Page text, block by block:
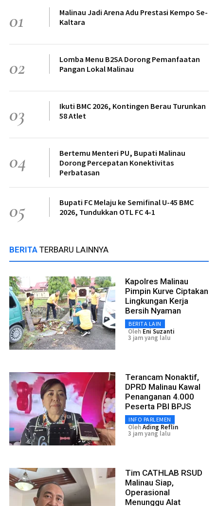
01
Malinau Jadi Arena Adu Prestasi Kempo Se-
Kaltara
02
Lomba Menu B2SA Dorong Pemanfaatan
Pangan Lokal Malinau
03
Ikuti BMC 2026, Kontingen Berau Turunkan
58 Atlet
04
Bertemu Menteri PU, Bupati Malinau
Dorong Percepatan Konektivitas
Perbatasan
05
Bupati FC Melaju ke Semifinal U-45 BMC
2026, Tundukkan OTL FC 4-1
BERITA TERBARU LAINNYA
Kapolres Malinau
Pimpin Kurve Ciptakan
Lingkungan Kerja
Bersih Nyaman
BERITA LAIN
Oleh Eni Suzanti
3 jam yang lalu
Terancam Nonaktif,
DPRD Malinau Kawal
Penanganan 4.000
Peserta PBI BPJS
INFO PARLEMEN
OlehAding Reflin
3 jam yang lalu
Tim CATHLAB RSUD
Malinau Siap,
Operasional
Menunggu Alat